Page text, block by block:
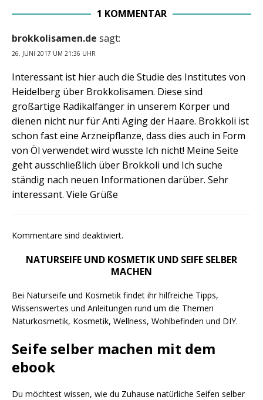
1 KOMMENTAR
brokkolisamen.de sagt:
26. JUNI 2017 UM 21:36 UHR
Interessant ist hier auch die Studie des Institutes von
Heidelberg über Brokkolisamen. Diese sind
großartige Radikalfänger in unserem Körper und
dienen nicht nur für Anti Aging der Haare. Brokkoli ist
schon fast eine Arzneipflanze, dass dies auch in Form
von Öl verwendet wird wusste Ich nicht! Meine Seite
geht ausschließlich über Brokkoli und Ich suche
ständig nach neuen Informationen darüber. Sehr
interessant. Viele Grüße
Kommentare sind deaktiviert.
NATURSEIFE UND KOSMETIK UND SEIFE SELBER
MACHEN
Bei Naturseife und Kosmetik findet ihr hilfreiche Tipps,
Wissenswertes und Anleitungen rund um die Themen
Naturkosmetik, Kosmetik, Wellness, Wohlbefinden und DIY.
Seife selber machen mit dem
ebook
Du möchtest wissen, wie du Zuhause natürliche Seifen selber